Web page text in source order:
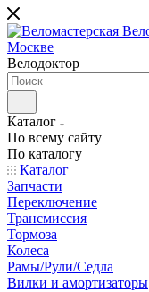
Велодоктор
Каталог
По всему сайту
По каталогу
Каталог
Запчасти
Переключение
Трансмиссия
Тормоза
Колеса
Рамы/Рули/Седла
Вилки и амортизаторы